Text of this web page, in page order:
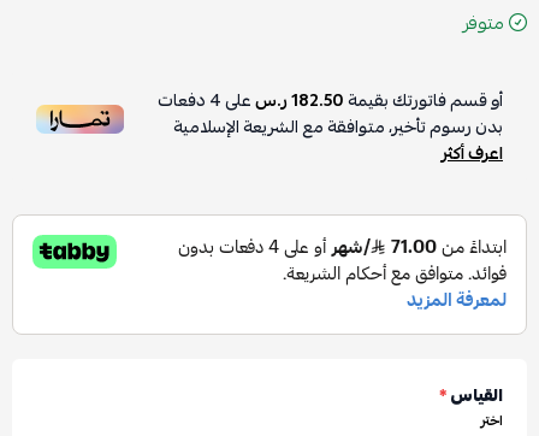
متوفر
أو قسم فاتورتك بقيمة182.50 ر.س على4دفعات
بدون رسوم تأخير، متوافقة مع الشريعة الإسلامية
اعرف أكثر
القياس*
اختر